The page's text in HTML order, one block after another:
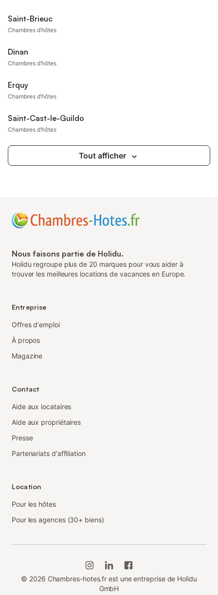
Saint-Brieuc
Chambres d’hôtes
Dinan
Chambres d’hôtes
Erquy
Chambres d’hôtes
Saint-Cast-le-Guildo
Chambres d’hôtes
Tout afficher
Nous faisons partie de Holidu.
Holidu regroupe plus de 20 marques pour vous aider à
trouver les meilleures locations de vacances en Europe.
Entreprise
Offres d'emploi
À propos
Magazine
Contact
Aide aux locataires
Aide aux propriétaires
Presse
Partenariats d'affiliation
Location
Pour les hôtes
Pour les agences (30+ biens)
© 2026 Chambres-hotes.fr est une entreprise de Holidu
GmbH